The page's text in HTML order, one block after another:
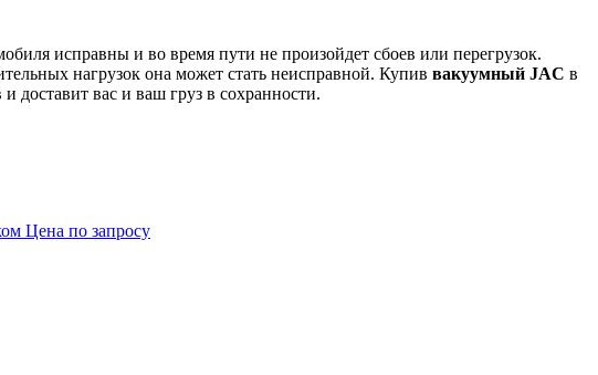
исправны и во время пути не произойдет сбоев или перегрузок.
нагрузок она может стать неисправной. Купив вакуумный JAC в
доставит вас и ваш груз в сохранности.
Цена по запросу